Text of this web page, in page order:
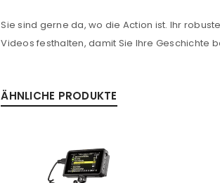
Sie sind gerne da, wo die Action ist. Ihr
Videos festhalten, damit Sie Ihre Geschichte
ÄHNLICHE PRODUKTE